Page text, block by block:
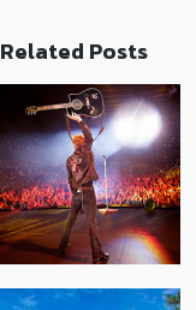
Related Posts